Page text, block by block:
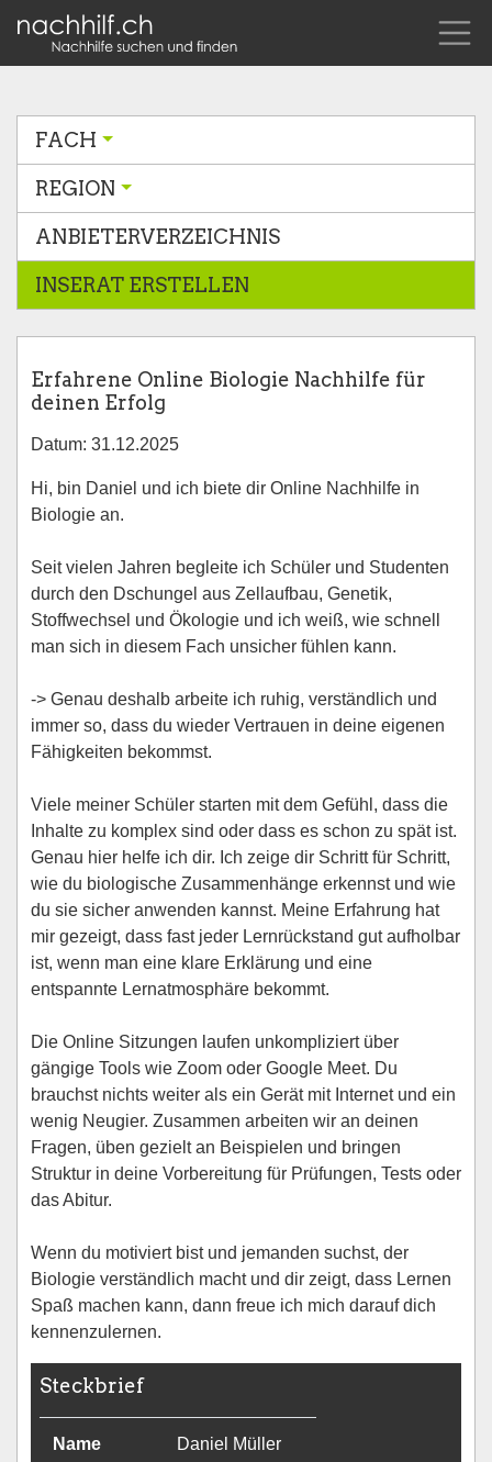
FACH
REGION
ANBIETERVERZEICHNIS
INSERAT ERSTELLEN
Erfahrene Online Biologie Nachhilfe für
deinen Erfolg
Datum: 31.12.2025
Hi, bin Daniel und ich biete dir Online Nachhilfe in
Biologie an.
Seit vielen Jahren begleite ich Schüler und Studenten
durch den Dschungel aus Zellaufbau, Genetik,
Stoffwechsel und Ökologie und ich weiß, wie schnell
man sich in diesem Fach unsicher fühlen kann.
-> Genau deshalb arbeite ich ruhig, verständlich und
immer so, dass du wieder Vertrauen in deine eigenen
Fähigkeiten bekommst.
Viele meiner Schüler starten mit dem Gefühl, dass die
Inhalte zu komplex sind oder dass es schon zu spät ist.
Genau hier helfe ich dir. Ich zeige dir Schritt für Schritt,
wie du biologische Zusammenhänge erkennst und wie
du sie sicher anwenden kannst. Meine Erfahrung hat
mir gezeigt, dass fast jeder Lernrückstand gut aufholbar
ist, wenn man eine klare Erklärung und eine
entspannte Lernatmosphäre bekommt.
Die Online Sitzungen laufen unkompliziert über
gängige Tools wie Zoom oder Google Meet. Du
brauchst nichts weiter als ein Gerät mit Internet und ein
wenig Neugier. Zusammen arbeiten wir an deinen
Fragen, üben gezielt an Beispielen und bringen
Struktur in deine Vorbereitung für Prüfungen, Tests oder
das Abitur.
Wenn du motiviert bist und jemanden suchst, der
Biologie verständlich macht und dir zeigt, dass Lernen
Spaß machen kann, dann freue ich mich darauf dich
kennenzulernen.
Steckbrief
Name Daniel Müller